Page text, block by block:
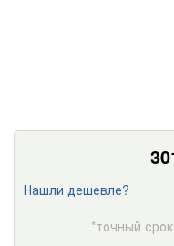
Нашли дешевле?
*точный